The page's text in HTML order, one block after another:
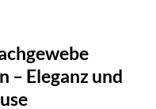
– Eleganz und